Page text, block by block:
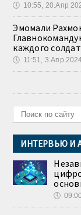
🕔 10:55, 20.Апр
Эмомали
каждого
🕔 11:51, 3.Апр
ИНТЕРВЬЮ И
🕔